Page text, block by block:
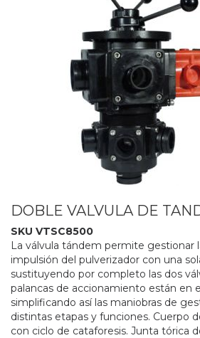
DOBLE VALVULA DE
SKU VTSC8500
La válvula tándem permite gestionar
impulsión del pulverizador con una
sustituyendo por completo las dos
palancas de accionamiento están en
simplificando así las maniobras de
distintas etapas y funciones. Cuerpo
con ciclo de cataforesis. Junta tórica